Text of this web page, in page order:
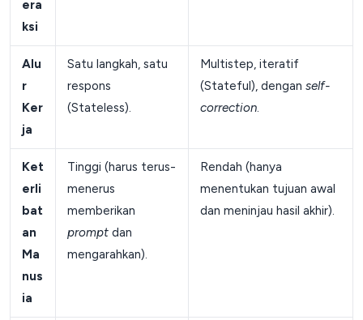
era
ksi
Alu
r
Ker
ja
Satu langkah, satu
respons
(Stateless).
Multistep, iteratif
(Stateful), dengan self-
correction.
Ket
erli
bat
an
Ma
nus
ia
Tinggi (harus terus-
menerus
memberikan
promptdan
mengarahkan).
Rendah (hanya
menentukan tujuan awal
dan meninjau hasil akhir).